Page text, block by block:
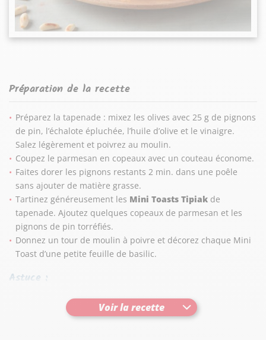
Préparation de la recette
Préparez la tapenade : mixez les olives avec 25 g de pignons
de pin, l’échalote épluchée, l’huile d’olive et le vinaigre.
Salez légèrement et poivrez au moulin.
Coupez le parmesan en copeaux avec un couteau économe.
Faites dorer les pignons restants 2 min. dans une poêle
sans ajouter de matière grasse.
Tartinez généreusement les Mini Toasts Tipiak de
tapenade. Ajoutez quelques copeaux de parmesan et les
pignons de pin torréfiés.
Donnez un tour de moulin à poivre et décorez chaque Mini
Toast d’une petite feuille de basilic.
Astuce :
Servez sans tarder pour bien garder le croquant des
Voir la recette